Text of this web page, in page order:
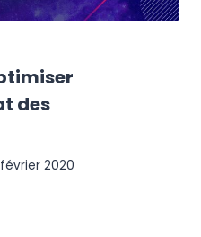
des
février 2020